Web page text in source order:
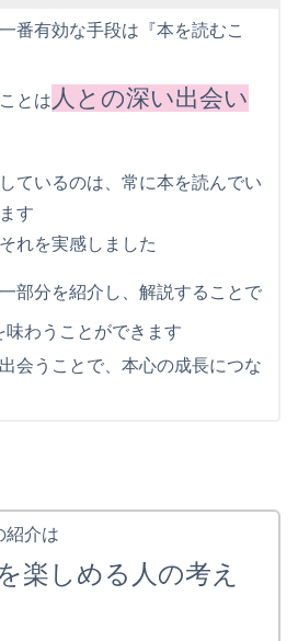
番有効な手段は『本を読むこ
とは 人との深い出会い
ているのは、常に本を読んでい
す
れを実感しました
部分を紹介し、解説することで
味わうことができます
会うことで、本心の成長につな
紹介は
楽しめる人の考え